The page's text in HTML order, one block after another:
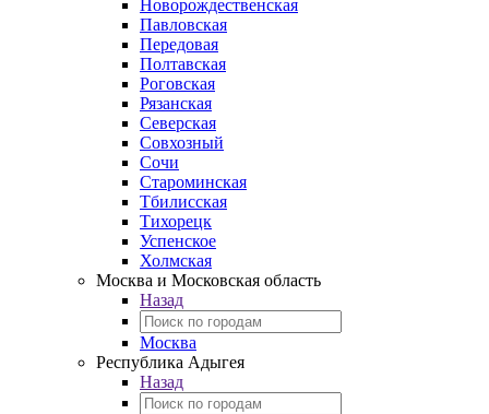
Новорождественская
Павловская
Передовая
Полтавская
Роговская
Рязанская
Северская
Совхозный
Сочи
Староминская
Тбилисская
Тихорецк
Успенское
Холмская
Москва и Московская область
Назад
Москва
Республика Адыгея
Назад